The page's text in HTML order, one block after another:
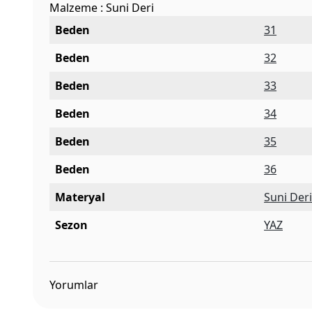
Malzeme : Suni Deri
Beden
31
Beden
32
Beden
33
Beden
34
Beden
35
Beden
36
Materyal
Suni Deri
Sezon
YAZ
Yorumlar